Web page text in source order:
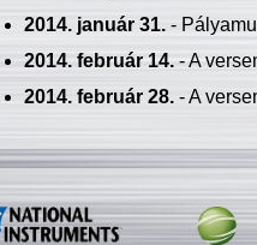
2014. január 31.-
2014. február 14.- A
2014. február 28.- A